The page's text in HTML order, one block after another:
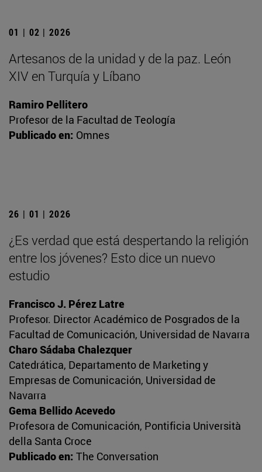
01 | 02 | 2026
Artesanos de la unidad y de la paz. León
XIV en Turquía y Líbano
Ramiro Pellitero
Profesor de la Facultad de Teología
Publicado en: Omnes
26 | 01 | 2026
¿Es verdad que está despertando la religión
entre los jóvenes? Esto dice un nuevo
estudio
Francisco J. Pérez Latre
Profesor. Director Académico de Posgrados de la
Facultad de Comunicación, Universidad de Navarra
Charo Sádaba Chalezquer
Catedrática, Departamento de Marketing y
Empresas de Comunicación, Universidad de
Navarra
Gema Bellido Acevedo
Profesora de Comunicación, Pontificia Università
della Santa Croce
Publicado en: The Conversation